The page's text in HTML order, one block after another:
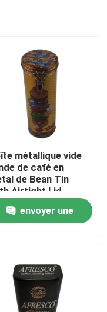
métallique vide
de café en
de Bean Tin
Airtight Lid
de café
envoyer une